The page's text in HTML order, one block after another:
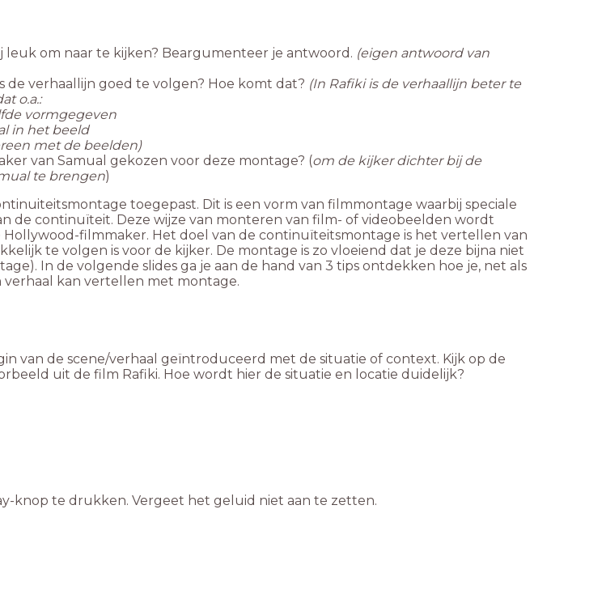
leuk om naar te kijken? Beargumenteer je antwoord. (eigen antwoord van
de verhaallijn goed te volgen? Hoe komt dat? (In Rafiki is de verhaallijn beter te
o.a.:
vormgegeven
in het beeld
met de beelden)
van Samual gekozen voor deze montage? (om de kijker dichter bij de
te brengen)
toegepast. Dit is een vorm van filmmontage waarbij speciale
de continuïteit. Deze wijze van monteren van film- of videobeelden wordt
filmmaker. Het doel van de continuïteitsmontage is het vertellen van
te volgen is voor de kijker. De montage is zo vloeiend dat je deze bijna niet
In de volgende slides ga je aan de hand van 3 tips ontdekken hoe je, net als
verhaal kan vertellen met montage.
van de scene/verhaal geïntroduceerd met de situatie of context. Kijk op de
uit de film Rafiki. Hoe wordt hier de situatie en locatie duidelijk?
knop te drukken. Vergeet het geluid niet aan te zetten.